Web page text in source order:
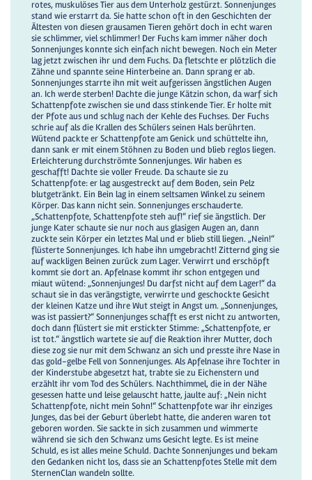
rotes, muskulöses Tier aus dem Unterholz gestürzt. Sonnenjunges
stand wie erstarrt da. Sie hatte schon oft in den Geschichten der
Ältesten von diesen grausamen Tieren gehört doch in echt waren
sie schlimmer, viel schlimmer! Der Fuchs kam immer näher doch
Sonnenjunges konnte sich einfach nicht bewegen. Noch ein Meter
lag jetzt zwischen ihr und dem Fuchs. Da fletschte er plötzlich die
Zähne und spannte seine Hinterbeine an. Dann sprang er ab.
Sonnenjunges starrte ihn mit weit aufgerissen ängstlichen Augen
an. Ich werde sterben! Dachte die junge Kätzin schon, da warf sich
Schattenpfote zwischen sie und dass stinkende Tier. Er holte mit
der Pfote aus und schlug nach der Kehle des Fuchses. Der Fuchs
schrie auf als die Krallen des Schülers seinen Hals berührten.
Wütend packte er Schattenpfote am Genick und schüttelte ihn,
dann sank er mit einem Stöhnen zu Boden und blieb reglos liegen.
Erleichterung durchströmte Sonnenjunges. Wir haben es
geschafft! Dachte sie voller Freude. Da schaute sie zu
Schattenpfote: er lag ausgestreckt auf dem Boden, sein Pelz
blutgetränkt. Ein Bein lag in einem seltsamen Winkel zu seinem
Körper. Das kann nicht sein. Sonnenjunges erschauderte.
„Schattenpfote, Schattenpfote steh auf!“ rief sie ängstlich. Der
junge Kater schaute sie nur noch aus glasigen Augen an, dann
zuckte sein Körper ein letztes Mal und er blieb still liegen. „Nein!“
flüsterte Sonnenjunges. Ich habe ihn umgebracht! Zitternd ging sie
auf wackligen Beinen zurück zum Lager. Verwirrt und erschöpft
kommt sie dort an. Apfelnase kommt ihr schon entgegen und
miaut wütend: „Sonnenjunges! Du darfst nicht auf dem Lager!“ da
schaut sie in das verängstigte, verwirrte und geschockte Gesicht
der kleinen Katze und ihre Wut steigt in Angst um. „Sonnenjunges,
was ist passiert?“ Sonnenjunges schafft es erst nicht zu antworten,
doch dann flüstert sie mit erstickter Stimme: „Schattenpfote, er
ist tot.“ ängstlich wartete sie auf die Reaktion ihrer Mutter, doch
diese zog sie nur mit dem Schwanz an sich und presste ihre Nase in
das gold-gelbe Fell von Sonnenjunges. Als Apfelnase ihre Tochter in
der Kinderstube abgesetzt hat, trabte sie zu Eichenstern und
erzählt ihr vom Tod des Schülers. Nachthimmel, die in der Nähe
gesessen hatte und leise gelauscht hatte, jaulte auf: „Nein nicht
Schattenpfote, nicht mein Sohn!“ Schattenpfote war ihr einziges
Junges, das bei der Geburt überlebt hatte, die anderen waren tot
geboren worden. Sie sackte in sich zusammen und wimmerte
während sie sich den Schwanz ums Gesicht legte. Es ist meine
Schuld, es ist alles meine Schuld. Dachte Sonnenjunges und bekam
den Gedanken nicht los, dass sie an Schattenpfotes Stelle mit dem
SternenClan wandeln sollte.